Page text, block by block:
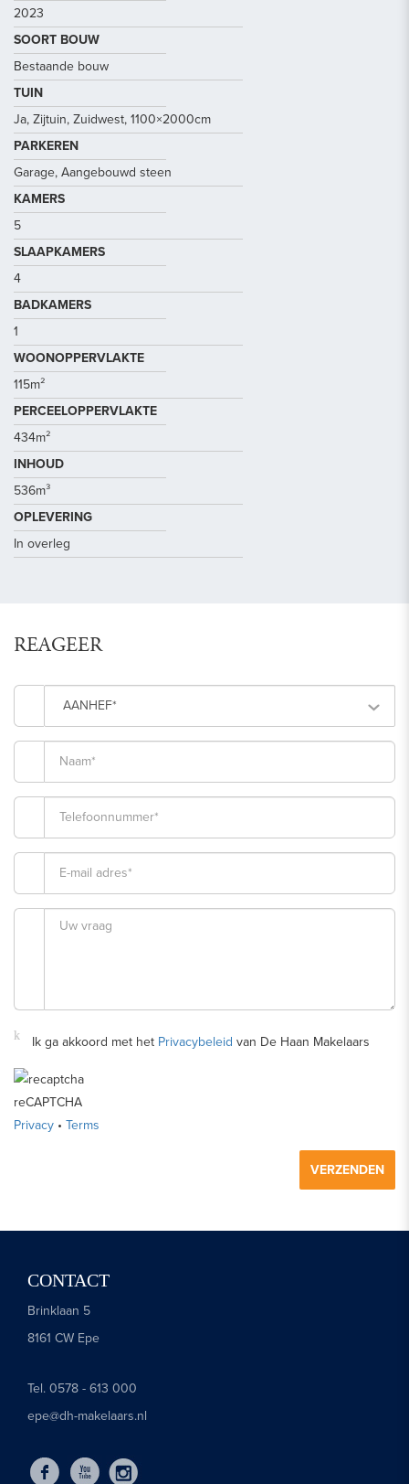
2023
SOORT BOUW
Bestaande bouw
TUIN
Ja, Zijtuin, Zuidwest, 1100×2000cm
PARKEREN
Garage, Aangebouwd steen
KAMERS
5
SLAAPKAMERS
4
BADKAMERS
1
WOONOPPERVLAKTE
115m²
PERCEELOPPERVLAKTE
434m²
INHOUD
536m³
OPLEVERING
In overleg
REAGEER
AANHEF*
Ik ga akkoord met het Privacybeleid van De Haan Makelaars
reCAPTCHA
Privacy • Terms
VERZENDEN
CONTACT
Brinklaan 5
8161 CW Epe
Tel. 0578 - 613 000
epe@dh-makelaars.nl